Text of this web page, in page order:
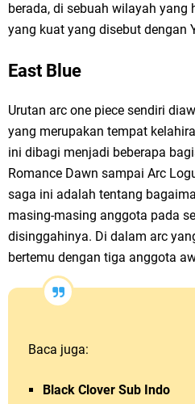
berada, di sebuah wilayah yang
yang kuat yang disebut dengan
East Blue
Urutan arc one piece sendiri
yang merupakan tempat
ini dibagi menjadi beberapa
Romance Dawn sampai Arc
saga ini adalah tentang
masing-masing anggota pada
disinggahinya. Di dalam arc
bertemu dengan tiga anggota
Baca juga:
Black Clover Sub Indo